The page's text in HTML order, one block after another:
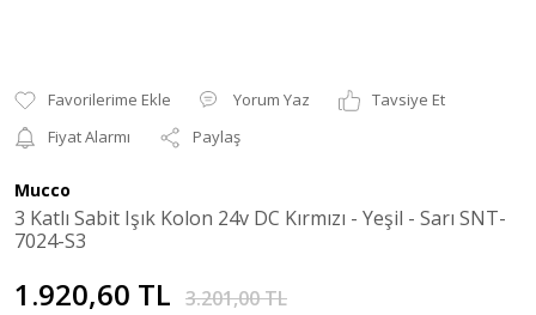
Yorum Yaz
Tavsiye Et
Fiyat Alarmı
Paylaş
Mucco
3 Katlı Sabit Işık Kolon 24v DC Kırmızı - Yeşil - Sarı SNT-
7024-S3
1.920,60 TL 3.201,00 TL